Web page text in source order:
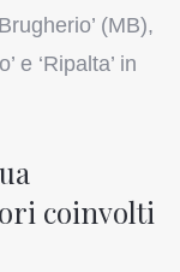
(MB),
e ‘Ripalta’ in
coinvolti